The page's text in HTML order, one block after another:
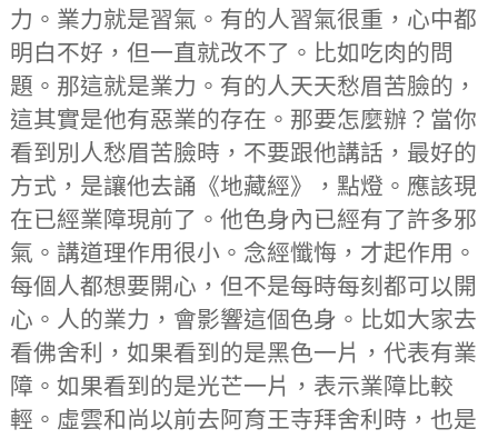
力。業力就是習氣。有的人習氣很重，心中都
明白不好，但一直就改不了。比如吃肉的問
題。那這就是業力。有的人天天愁眉苦臉的，
這其實是他有惡業的存在。那要怎麼辦？當你
看到別人愁眉苦臉時，不要跟他講話，最好的
方式，是讓他去誦《地藏經》，點燈。應該現
在已經業障現前了。他色身內已經有了許多邪
氣。講道理作用很小。念經懺悔，才起作用。
每個人都想要開心，但不是每時每刻都可以開
心。人的業力，會影響這個色身。比如大家去
看佛舍利，如果看到的是黑色一片，代表有業
障。如果看到的是光芒一片，表示業障比較
輕。虛雲和尚以前去阿育王寺拜舍利時，也是